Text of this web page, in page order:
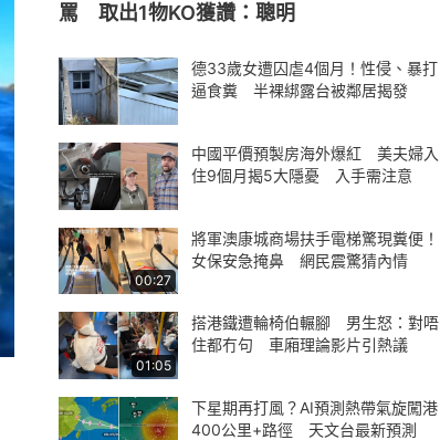
罵 取出1物KO獲讚：聰明
德33歲女遭囚虐4個月！性侵、暴打
逼食糞 半裸綁露台被鄰居揭發
中國平價預製房海外爆紅 美夫婦入
住9個月揭5大隱憂 入手需注意
00:27
將軍澳康城商場扶手電梯驚現糞便！
女保安急掩鼻 網民震驚猜內情
01:05
搭港鐵遭輪椅伯輾腳 男生怒：對唔
住都冇句 車廂理論影片引熱議
下星期再打風？AI預測熱帶氣旋闖港
400公里+路徑 天文台最新預測